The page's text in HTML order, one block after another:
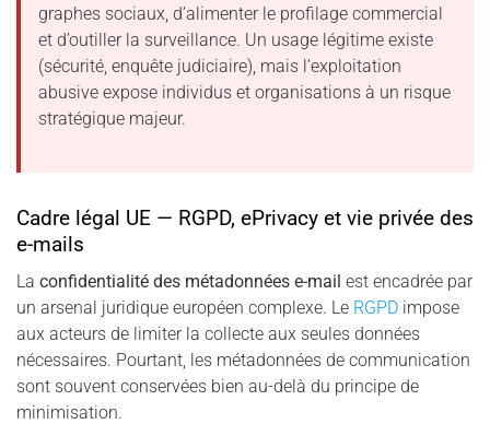
graphes sociaux, d’alimenter le profilage commercial
et d’outiller la surveillance. Un usage légitime existe
(sécurité, enquête judiciaire), mais l’exploitation
abusive expose individus et organisations à un risque
stratégique majeur.
Cadre légal UE — RGPD, ePrivacy et vie privée des
e-mails
La confidentialité des métadonnées e-mail est encadrée par
un arsenal juridique européen complexe. Le RGPD impose
aux acteurs de limiter la collecte aux seules données
nécessaires. Pourtant, les métadonnées de communication
sont souvent conservées bien au-delà du principe de
minimisation.